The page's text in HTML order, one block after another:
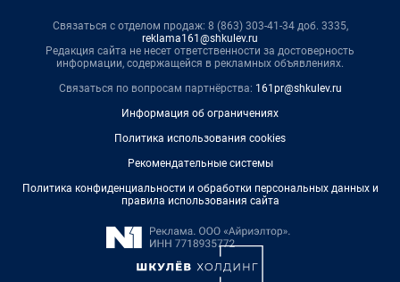
Связаться с отделом продаж: 8 (863) 303-41-34 доб. 3335,
reklama161@shkulev.ru
Редакция сайта не несет ответственности за достоверность
информации, содержащейся в рекламных объявлениях.
Связаться по вопросам партнёрства: 161pr@shkulev.ru
Информация об ограничениях
Политика использования cookies
Рекомендательные системы
Политика конфиденциальности и обработки персональных данных и
правила использования сайта